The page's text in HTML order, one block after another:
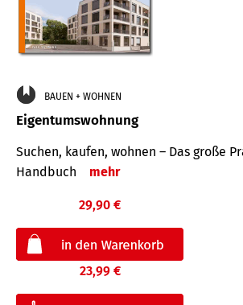
BAUEN + WOHNEN
Eigentumswohnung
Suchen, kaufen, wohnen – Das große
Handbuch
mehr
29,90 €
23,99 €